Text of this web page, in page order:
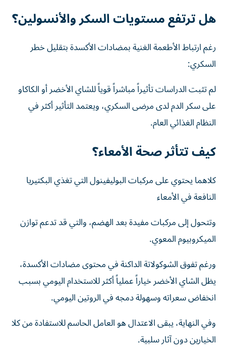
هل ترتفع مستويات السكر والأنسولين؟
رغم ارتباط الأطعمة الغنية بمضادات الأكسدة بتقليل خطر
السكري:
لم تثبت الدراسات تأثيراً مباشراً قوياً للشاي الأخضر أو الكاكاو
على سكر الدم لدى مرضى السكري، ويعتمد التأثير أكثر في
النظام الغذائي العام.
كيف تتأثر صحة الأمعاء؟
كلاهما يحتوي على مركبات البوليفينول التي تغذي البكتيريا
النافعة في الأمعاء
وتتحول إلى مركبات مفيدة بعد الهضم، والتي قد تدعم توازن
الميكروبيوم المعوي.
ورغم تفوق الشوكولاتة الداكنة في محتوى مضادات الأكسدة،
يظل الشاي الأخضر خياراً عملياً أكثر للاستخدام اليومي بسبب
انخفاض سعراته وسهولة دمجه في الروتين اليومي.
وفي النهاية، يبقى الاعتدال هو العامل الحاسم للاستفادة من كلا
الخيارين دون آثار سلبية.